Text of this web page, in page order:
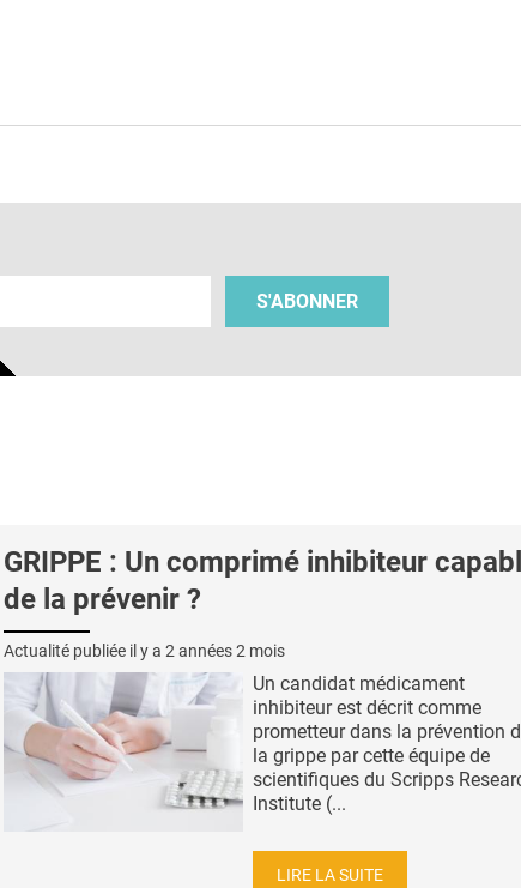
S'ABONNER
GRIPPE : Un comprimé inhibiteur
de la prévenir ?
Actualité publiée il y a 2 années 2 mois
Un candidat médicament
inhibiteur est décrit comme
prometteur dans la prévention
la grippe par cette équipe de
scientifiques du Scripps
Institute (...
LIRE LA SUITE